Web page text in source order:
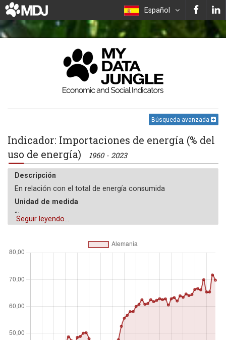
Español
Búsqueda avanzada
Indicador: Importaciones de energía (% del
uso de energía)
1960 - 2023
Descripción
En relación con el total de energía consumida
Unidad de medida
%
Seguir leyendo...